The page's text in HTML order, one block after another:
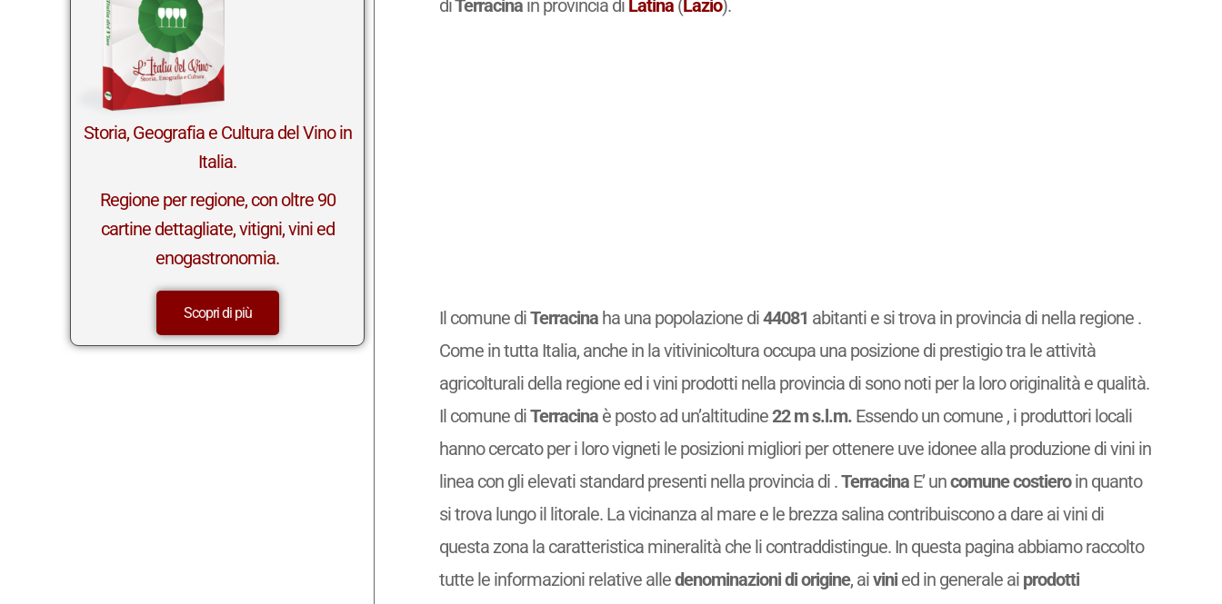
Storia, Geografia e Cultura del Vino in
Italia.
Regione per regione, con oltre 90
cartine dettagliate, vitigni, vini ed
enogastronomia.
Scopri di più
diTerracinain provincia di Latina(Lazio).
Il comune diTerracinaha una popolazione di44081 abitanti e si trova in provincia di nella regione .
Come in tutta Italia, anche in la vitivinicoltura occupa una posizione di prestigio tra le attività
agricolturali della regione ed i vini prodotti nella provincia di sono noti per la loro originalità e qualità.
Il comune diTerracinaè posto ad un’altitudine22 m s.l.m.Essendo un comune , i produttori locali
hanno cercato per i loro vigneti le posizioni migliori per ottenere uve idonee alla produzione di vini in
linea con gli elevati standard presenti nella provincia di .TerracinaE’ uncomune costieroin quanto
si trova lungo il litorale. La vicinanza al mare e le brezza salina contribuiscono a dare ai vini di
questa zona la caratteristica mineralità che li contraddistingue. In questa pagina abbiamo raccolto
tutte le informazioni relative alledenominazioni di origine, aivinied in generale ai prodotti